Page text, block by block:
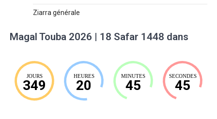
Ziarra générale
Magal Touba 2026 | 18 Safar 1448 dans
JOURS
349
HEURES
20
MINUTES
45
SECONDES
43